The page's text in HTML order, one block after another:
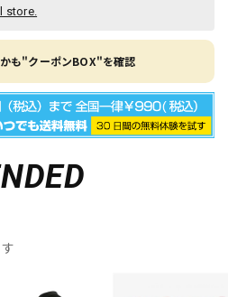
store.
も"クーポンBOX"を確認